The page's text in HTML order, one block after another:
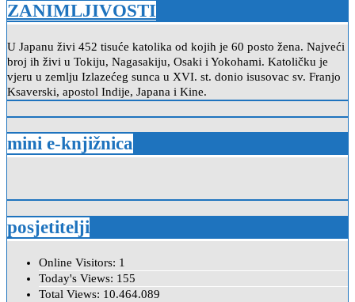
ZANIMLJIVOSTI
U Japanu živi 452 tisuće katolika od kojih je 60 posto žena. Najveći
broj ih živi u Tokiju, Nagasakiju, Osaki i Yokohami. Katoličku je
vjeru u zemlju Izlazećeg sunca u XVI. st. donio isusovac sv. Franjo
Ksaverski, apostol Indije, Japana i Kine.
mini e-knjižnica
posjetitelji
Online Visitors: 1
Today's Views: 155
Total Views: 10.464.089